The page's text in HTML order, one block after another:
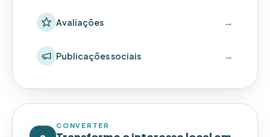
Avaliações →
Publicações sociais →
CONVERTER